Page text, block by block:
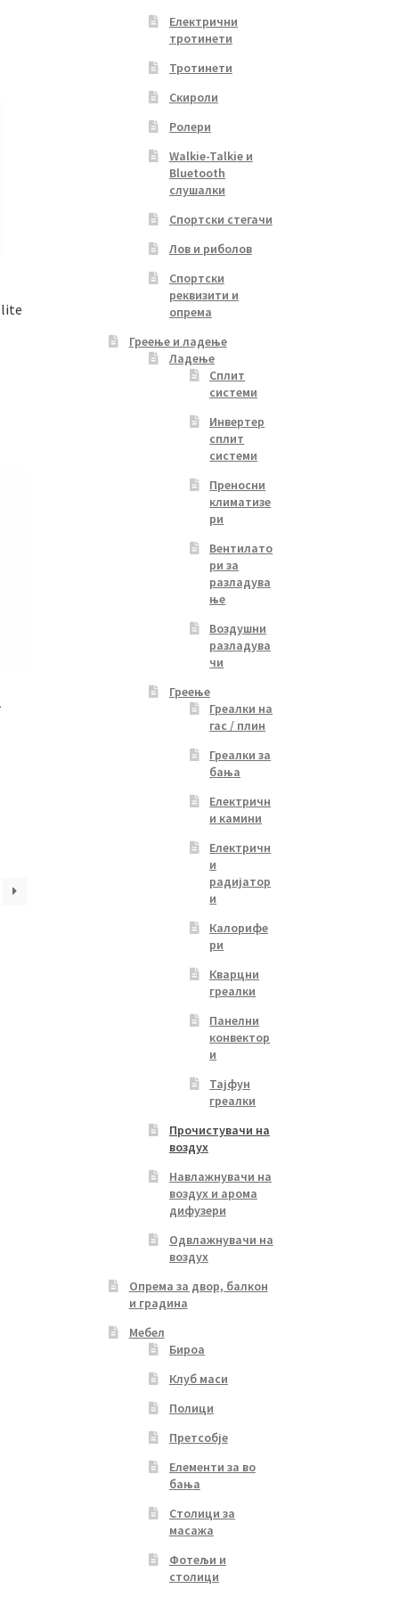
Електрични
тротинети
Тротинети
Скироли
Ролери
Walkie-Talkie и
Bluetooth
слушалки
Спортски стегачи
Лов и риболов
Спортски
реквизити и
опрема
Греење и ладење
Ладење
Сплит
системи
Инвертер
сплит
системи
Преносни
климатизе
ри
Вентилато
ри за
разладува
ње
Воздушни
разладува
чи
Греење
Греалки на
гас / плин
Греалки за
бања
Електричн
и камини
Електричн
и
радијатор
и
Калорифе
ри
Кварцни
греалки
Панелни
конвектор
и
Тајфун
греалки
Прочистувачи на
воздух
Навлажнувачи на
воздух и арома
дифузери
Одвлажнувачи на
воздух
Опрема за двор, балкон
и градина
Мебел
Бироа
Клуб маси
Полици
Претсобје
Елементи за во
бања
Столици за
масажа
Фотељи и
столици